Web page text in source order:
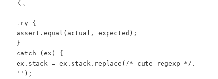
く、
try {
assert.equal(actual, expected);
}
catch (ex) {
ex.stack = ex.stack.replace(/* cute regexp */,
'');